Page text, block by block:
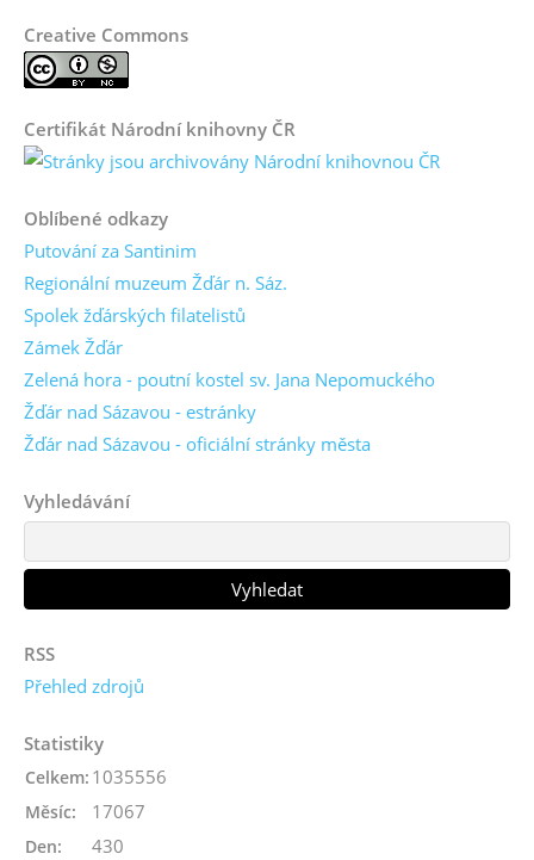
Creative Commons
Certifikát Národní knihovny ČR
Oblíbené odkazy
Putování za Santinim
Regionální muzeum Žďár n. Sáz.
Spolek žďárských filatelistů
Zámek Žďár
Zelená hora - poutní kostel sv. Jana Nepomuckého
Žďár nad Sázavou - estránky
Žďár nad Sázavou - oficiální stránky města
Vyhledávání
RSS
Přehled zdrojů
Statistiky
Celkem: 1035556
Měsíc: 17067
Den: 430